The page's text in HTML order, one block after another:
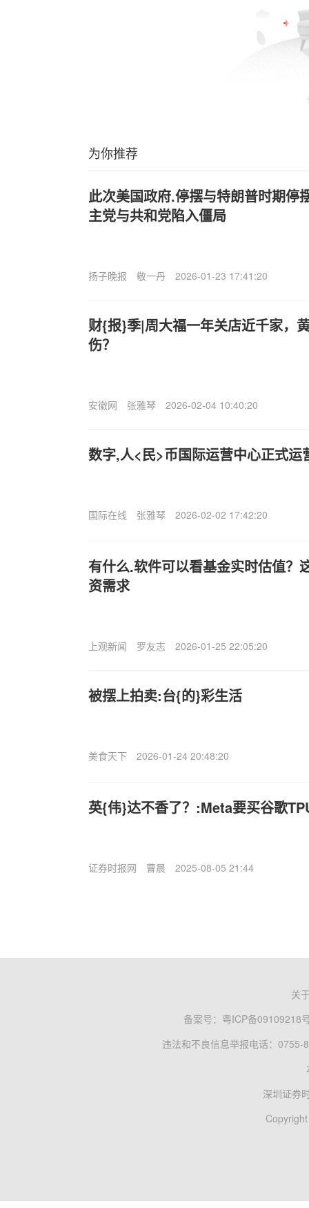
为你推荐
此次美国政府.停摆与特朗普时期停
主党与共和党陷入僵局
扬子晚报 敬一丹 2026-01-23 17:41:20
财{报}季|周大福一年关店近千家，
伤？
安徽网 张雅琴 2026-02-04 10:40:20
数字,人<民>币国际运营中心正式运
国际在线 张雅琴 2026-02-02 17:42:20
有什么.软件可以看基金实时估值？
资需求
上观新闻 罗友志 2026-01-25 22:05:20
被摆上拍卖:台{的}彩生活
美食天下 2026-01-24 20:48:20
英{伟}达不香了？:Meta要买谷歌
证券时报网 曹晨 2025-08-05 21:44
关
备案号： 粤ICP备09109218
违法和不良信息举报电话：0755-
深圳证券